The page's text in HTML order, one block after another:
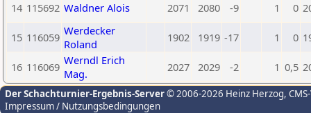
14 115692 Waldner Alois 2071 2080 -9 1 0
15 116059 Werdecker
Roland
1902 1919 -17 1 0
16 116069 Werndl Erich
Mag.
2027 2029 -2 1 0,5
Der Schachturnier-Ergebnis-Server© 2006-2026 Heinz Herzog,
Impressum / Nutzungsbedingungen